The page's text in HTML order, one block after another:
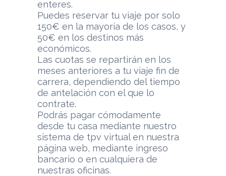
enteres.
Puedes reservar tu viaje por solo
150€ en la mayoría de los casos, y
50€ en los destinos más
económicos.
Las cuotas se repartirán en los
meses anteriores a tu viaje fin de
carrera, dependiendo del tiempo
de antelación con el que lo
contrate.
Podrás pagar cómodamente
desde tu casa mediante nuestro
sistema de tpv virtual en nuestra
página web, mediante ingreso
bancario o en cualquiera de
nuestras oficinas.